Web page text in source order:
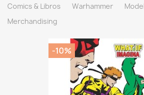
Comics & Libros
Warhammer
Merchandising
-10%